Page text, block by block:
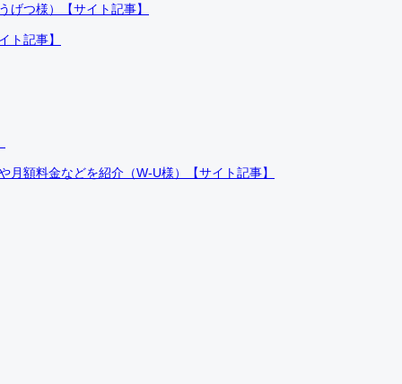
げつ様）【サイト記事】
ト記事】
額料金などを紹介（W-U様）【サイト記事】